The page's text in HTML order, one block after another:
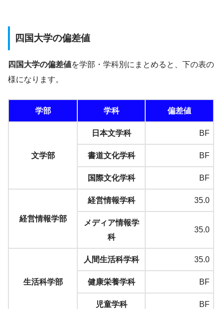
四国大学の偏差値
四国大学の偏差値を学部・学科別にまとめると、下の表の
様になります。
学部 学科 偏差値
文学部
日本文学科 BF
書道文化学科 BF
国際文化学科 BF
経営情報学部
経営情報学科 35.0
メディア情報学
科
35.0
生活科学部
人間生活科学科 35.0
健康栄養学科 BF
児童学科 BF